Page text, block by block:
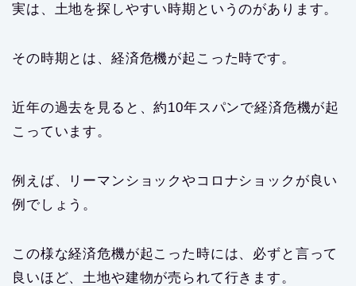
実は、土地を探しやすい時期というのがあります。
その時期とは、経済危機が起こった時です。
近年の過去を見ると、約10年スパンで経済危機が起
こっています。
例えば、リーマンショックやコロナショックが良い
例でしょう。
この様な経済危機が起こった時には、必ずと言って
良いほど、土地や建物が売られて行きます。